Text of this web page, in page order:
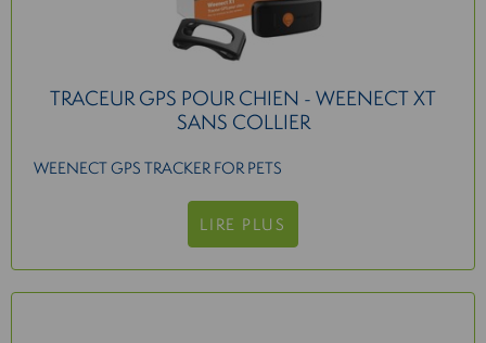
TRACEUR GPS POUR CHIEN - WEENECT XT
SANS COLLIER
WEENECT GPS TRACKER FOR PETS
LIRE PLUS